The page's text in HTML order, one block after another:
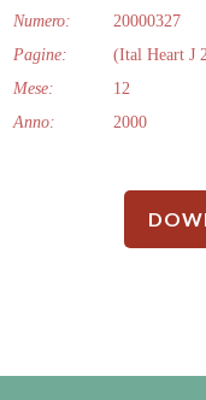
Numero:
20000327
Pagine:
(Ital Heart J
Mese:
12
Anno:
2000